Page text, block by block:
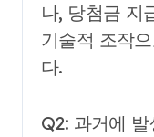
나, 당첨금 지
기술적 조작
다.
Q2: 과거에